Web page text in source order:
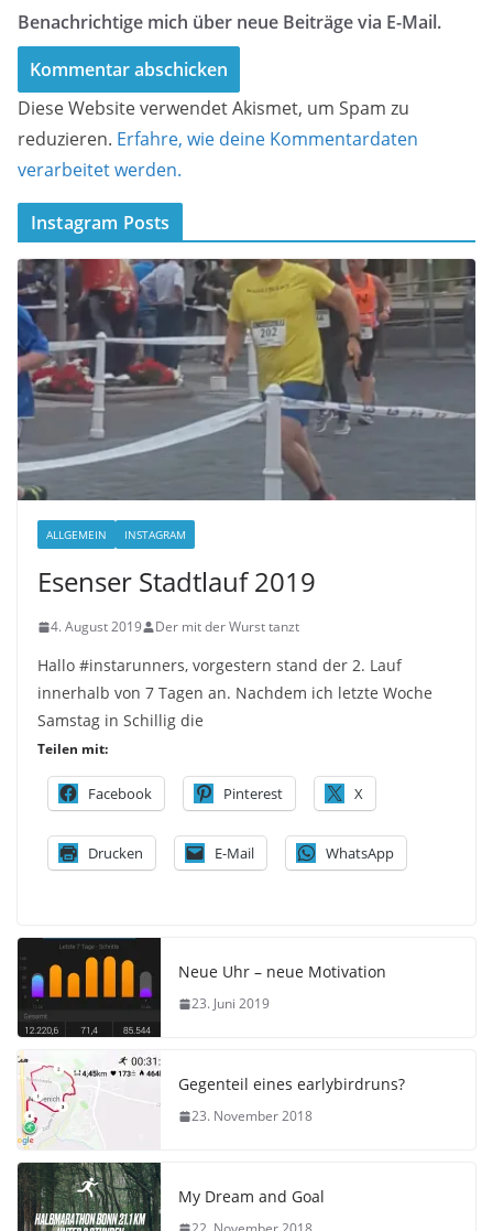
Benachrichtige mich über neue Beiträge via E-Mail.
Diese Website verwendet Akismet, um Spam zu
reduzieren. Erfahre, wie deine Kommentardaten
verarbeitet werden.
Instagram Posts
ALLGEMEIN INSTAGRAM
Esenser Stadtlauf 2019
4. August 2019 Der mit der Wurst tanzt
Hallo #instarunners, vorgestern stand der 2. Lauf
innerhalb von 7 Tagen an. Nachdem ich letzte Woche
Samstag in Schillig die
Teilen mit:
Facebook Pinterest X
Drucken E-Mail WhatsApp
Neue Uhr – neue Motivation
23. Juni 2019
Gegenteil eines earlybirdruns?
23. November 2018
My Dream and Goal